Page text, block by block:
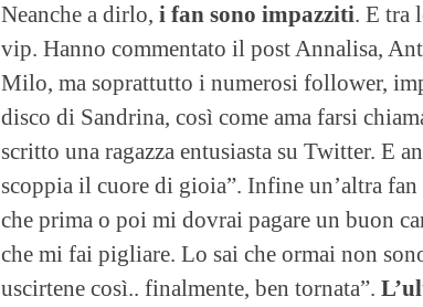
Neanche a dirlo, i fan sono impazziti. E tra
vip. Hanno commentato il post Annalisa,
Milo, ma soprattutto i numerosi follower,
disco di Sandrina, così come ama farsi
scritto una ragazza entusiasta su Twitter. E
scoppia il cuore di gioia”. Infine un’altra fan
che prima o poi mi dovrai pagare un buon
che mi fai pigliare. Lo sai che ormai non
uscirtene così.. finalmente, ben tornata”.